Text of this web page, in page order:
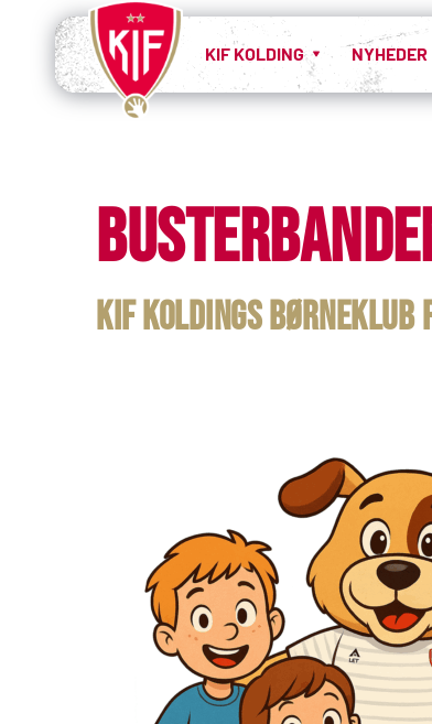
KIF KOLDING NYHEDER
KIF Koldings